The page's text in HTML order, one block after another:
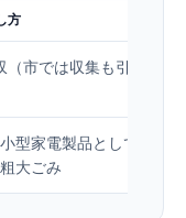
方
（市では収集も引き取り
型家電製品として無料
大ごみ